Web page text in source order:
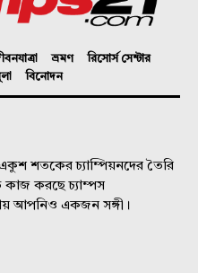
ভ্রমণ
রিসোর্স সেন্টার
বিনোদন
শতকের চ্যাম্পিয়নদের তৈরি
কাজ করছে চ্যাম্পস
আপনিও একজন সঙ্গী।